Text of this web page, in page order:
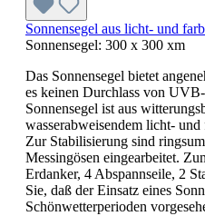
Sonnensegel aus licht- und
Sonnensegel: 300 x 300 xm
Das Sonnensegel bietet
es keinen Durchlass von
Sonnensegel ist aus
wasserabweisendem licht-
Zur Stabilisierung sind
Messingösen eingearbeitet.
Erdanker, 4 Abspannseile, 2
Sie, daß der Einsatz eines
Schönwetterperioden